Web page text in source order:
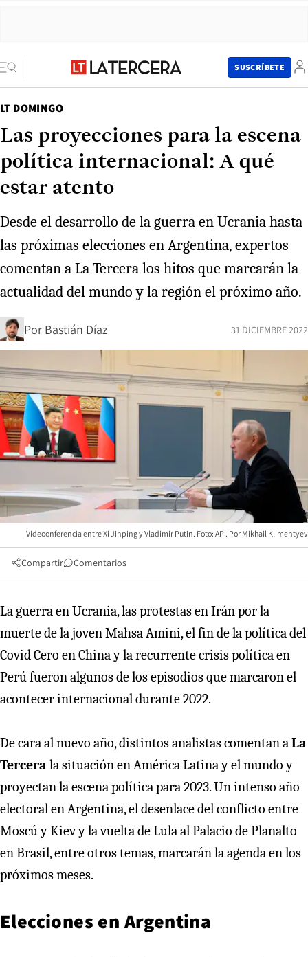
SUSCRÍBETE
LT DOMINGO
Las proyecciones para la escena
política internacional: A qué
estar atento
Desde el desarrollo de la guerra en Ucrania hasta
las próximas elecciones en Argentina, expertos
comentan a La Tercera los hitos que marcarán la
actualidad del mundo y la región el próximo año.
Por Bastián Díaz 31 DICIEMBRE 2022
Videoonferencia entre Xi Jinping y Vladimir Putin. Foto: AP Mikhail Klimentyev
Compartir Comentarios
La guerra en Ucrania, las protestas en Irán por la
muerte de la joven Mahsa Amini, el fin de la política del
Covid Cero en China y la recurrente crisis política en
Perú fueron algunos de los episodios que marcaron el
acontecer internacional durante 2022.
De cara al nuevo año, distintos analistas comentan aLa
Tercera la situación en América Latina y el mundo y
proyectan la escena política para 2023. Un intenso año
electoral en Argentina, el desenlace del conflicto entre
Moscú y Kiev y la vuelta de Lula al Palacio de Planalto
en Brasil, entre otros temas, marcarán la agenda en los
próximos meses.
Elecciones en Argentina